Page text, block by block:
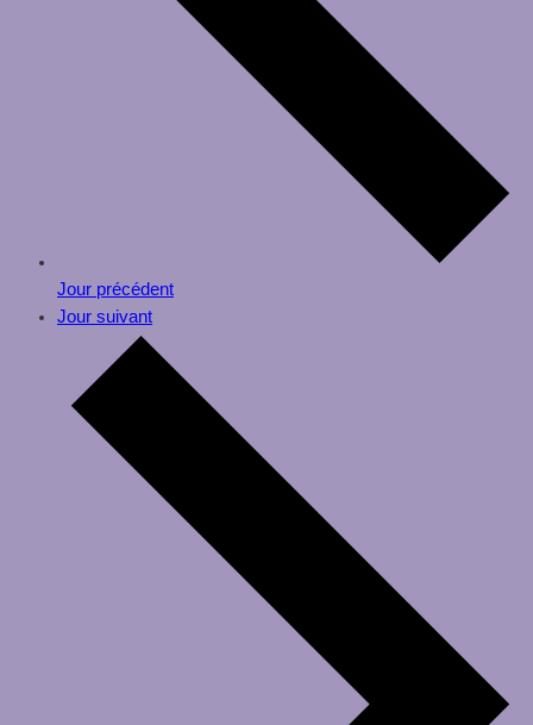
Jour précédent
Jour suivant